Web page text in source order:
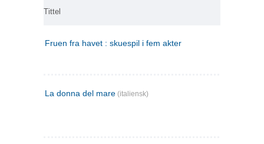
Tittel
Fruen fra havet : skuespil i fem akter
La donna del mare (italiensk)